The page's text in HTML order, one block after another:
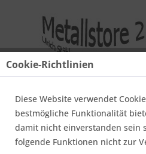
40,00 € *
Cookie-Richtlinien
Diese Website verwendet
bestmögliche Funktionalität
damit nicht einverstanden sein
folgende Funktionen nicht zur